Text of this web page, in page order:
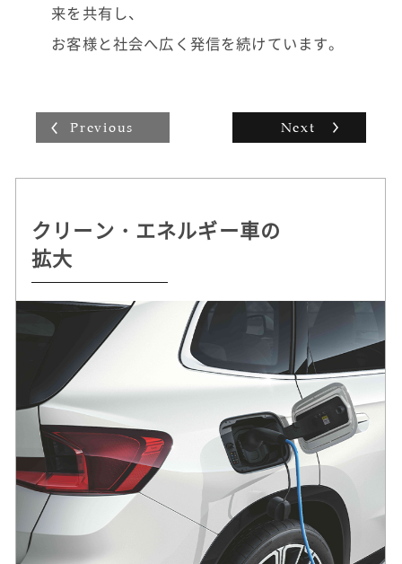
まま販売台数に表れ、インセンティブとして
収入にも反映されていく手応えは大きいで
来を共有し、
お客様と社会へ広く発信を続けています。
クリーン・エネルギー車の
拡大
持続可能な
クルマづくりを追求
自動運転 /
デジタル・サービスの革新
ドライビング・プレジャー
へのこだわり
Previous Next